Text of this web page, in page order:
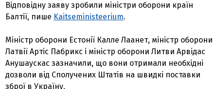
Відповідну заяву зробили міністри оборони країн
Балтії, пише Kaitseministeerium.
Міністр оборони Естонії Калле Лаанет, міністр оборони
Латвії Артіс Пабрикс і міністр оборони Литви Арвідас
Анушаускас зазначили, що вони отримали необхідні
дозволи від Сполучених Штатів на швидкі поставки
зброї в Україну.